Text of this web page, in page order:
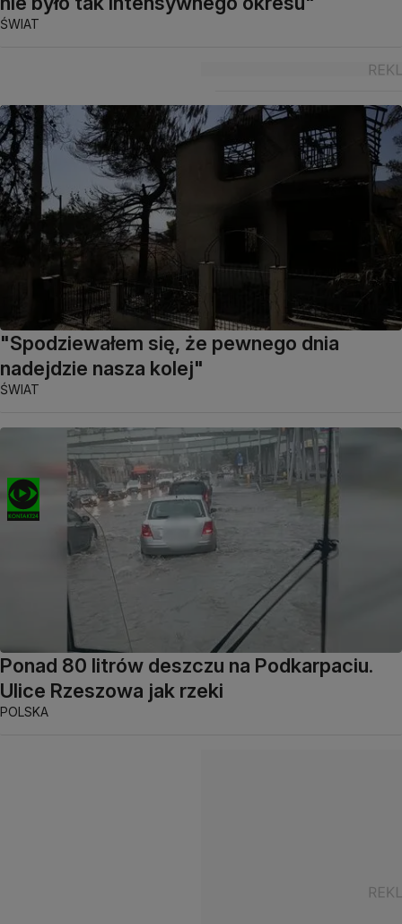
ŚWIAT
"Spodziewałem się, że pewnego dnia
nadejdzie nasza kolej"
ŚWIAT
Ponad 80 litrów deszczu na Podkarpaciu.
Ulice Rzeszowa jak rzeki
POLSKA